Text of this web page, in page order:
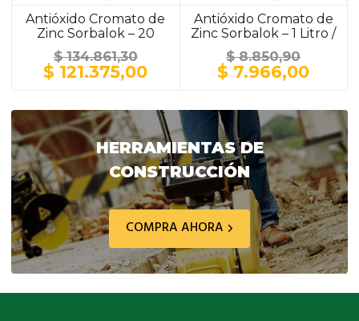
Antióxido Cromato de
Zinc Sorbalok – 20
Litros / GRIS
$134.861,30
El
precio
era:
$ 134.861,30.
$ 121.375,00El
es:
$ 121.375,00.
Antióxido Cromato de
Zinc Sorbalok – 1 Litro /
GRIS
$8.850,90
El
precio
era:
$ 8.850,90.
$ 7.966,00El
es:
$
HERRAMIENTAS DE
CONSTRUCCIÓN
COMPRA AHORA